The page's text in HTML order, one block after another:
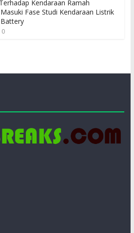
Kendaraan Ramah
Fase Studi Kendaraan Listrik
0